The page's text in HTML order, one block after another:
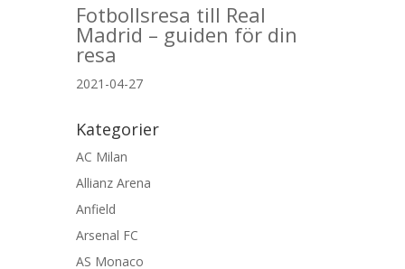
Fotbollsresa till Real
Madrid – guiden för din
resa
2021-04-27
Kategorier
AC Milan
Allianz Arena
Anfield
Arsenal FC
AS Monaco